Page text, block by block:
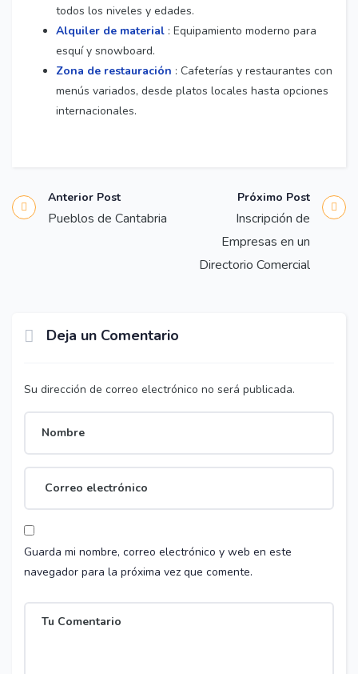
todos los niveles y edades.
Alquiler de material : Equipamiento moderno para
esquí y snowboard.
Zona de restauración : Cafeterías y restaurantes con
menús variados, desde platos locales hasta opciones
internacionales.
Anterior Post
Pueblos de Cantabria
Próximo Post
Inscripción de
Empresas en un
Directorio Comercial
Deja un Comentario
Su dirección de correo electrónico no será publicada.
Guarda mi nombre, correo electrónico y web en este
navegador para la próxima vez que comente.